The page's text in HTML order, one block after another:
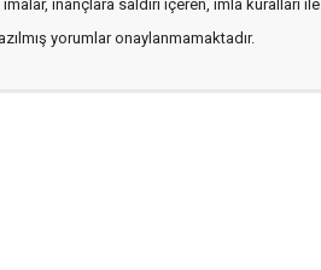
inançlara saldırı içeren, imla kuralları ile
yorumlar onaylanmamaktadır.